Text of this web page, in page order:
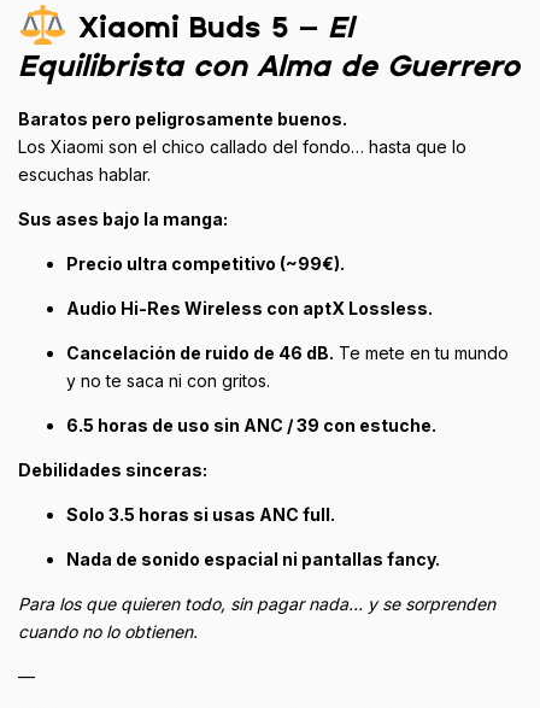
Xiaomi Buds 5 – El
Equilibrista con Alma de Guerrero
Baratos pero peligrosamente buenos.
Los Xiaomi son el chico callado del fondo… hasta que lo
escuchas hablar.
Sus ases bajo la manga:
Precio ultra competitivo (~99€).
Audio Hi-Res Wireless con aptX Lossless.
Cancelación de ruido de 46 dB. Te mete en tu mundo
y no te saca ni con gritos.
6.5 horas de uso sin ANC / 39 con estuche.
Debilidades sinceras:
Solo 3.5 horas si usas ANC full.
Nada de sonido espacial ni pantallas fancy.
Para los que quieren todo, sin pagar nada… y se sorprenden
cuando no lo obtienen.
—